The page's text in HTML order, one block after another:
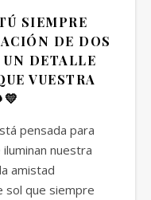
SIEMPRE
DE DOS
DETALLE
VUESTRA
pensada para
nuestra
amistad
sol que siempre